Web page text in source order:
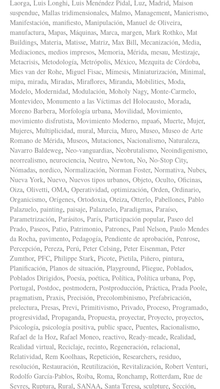
Laorga, Luis Longhi, Luis Menéndez Pidal, Luz, Madrid, Maison
suspendue, Mallas tridimensionales, Malmo, Management, Manierismo,
Manifestación, manifiesto, Manipulación, Manuel de Oliveira,
manufactura, Mapas, Máquinas, Marca, margen, Mark Rothko, Mat
Buildings, Materia, Matisse, Matriz, Max Bill, Mecanización, Media,
Mediaciones, medios impresos, Memoria, Mérida, mesau, Mestizaje,
Metacrisis, Metodología, Metrópolis, México, Mezquita de Córdoba,
Mies van der Rohe, Miguel Fisac, Mímesis, Miniaturización, Minimal,
mipa, mirada, Miradas, Miraflores, Miranda, Mobilities, Moda,
Modelo, Modernidad, Modulación, Moholy Nagy, Monte-Carmelo,
Montevideo, Monumento a las Víctimas del Holocausto, Morada,
Moreno Barbera, Morfología urbana, Movilidad, Movimiento,
movimiento disfrutista, Movimiento Moderno, mpaa6, Muerte, Mujer,
Mujeres, Multiplicidad, mural, Murcia, Muro, Museo, Museo de Arte
Romano de Mérida, Museos, Mutaciones, Nacionalismo, Naturaleza,
Navarro Baldeweg, Neo-vanguardias, Neobrutalismo, Neoindigenismo,
neorrealismo, neurociencia, Neutro, Newton, No, No-Stop City,
Nómadas, nordico, Normalización, Norman Foster, Normativa, Nubes,
Nueva York, Nuevo, Nuevos tipos urbanos, Objeto, Oculto, Oficinas,
Oiza, Olivetti, OMA, Operatividad, optimización, Orden, Ordinario,
Organicismo, Orígenes, Ortodoxia, Oteiza, Otterlo, Pabellones, Pablo
Palazuelo, painting, paisaje, Palazuelo, Paradigmas, Paraíso,
Parametrización, Parásitos, París, Participación popular, Paseo del
Prado, Paseos, Patio, Patrimonio, Patrones, Paul Nelson, Paulo Mendes
da Rocha, pavimento, Pedagogía, Pendiente de aprobación, Penrose,
Percepción, Pereza, Perú, Peter Celsing, Peter Eisenman, Peter
Zumthor, PFC, Philippe Stark, Picote, Pietila, Piñero, pintura,
Planificación, Planos de situación, Playground, Pliegue, Poblados,
Poblados Dirigidos, Poesía, poética, Política, Política urbana, Pop,
Portugal, Postdoc, postmodern, Postproducción, Práctica, Prada Poole,
pragmatism, Praxis, Precisión, Precolombinismo, Prefabricación,
prelectura, Presas, Previ, Primitivismo, Privado, Proceso, Programado,
progresividad, Propaganda, Propuesta, proyectar, Proyecto, proyectos,
Psicología, psicología positiva, public space, Puentes, Racionalismo,
Rafael de la Hoz, Rafael Moneo, reactivo, Ready-meade, Realidad,
Realidad virtual, Reciclaje, recinto, Regeneración, relacional,
Relatividad, Rem Koolhaas, Repetición, Researchers, residuo,
resolución, Restauración, Reutilización, Revitalización, Robert Venturi,
Rodolfo García-Pablos, Roiba, Roma, Ronchamp, Rotterdam, Rue de
Sevres, Ruptura, Rural, SANAA, Santa Teresa, sculpture, Sección,